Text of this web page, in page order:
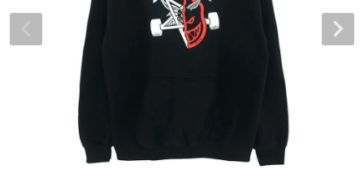
7.8inch
7.9inch
57mm
ボーンズ STF（エスティーエフ）
パウエルペラルタ DF（ドラゴンフォーミュ
ソフトウィール（クルーザー）
デッキテープ
パーツ・その他
足回りセット（トラック・ウィールセット）
24.5cm
シューレース・その他
ショーツ
長袖ボタンシャツ
7分袖シャツ・ラグラン
INFO
スケートパーク情報
プライバシーポリシー
特定商取引法に基づく表記